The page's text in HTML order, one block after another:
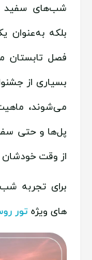
شب‌های سفید
بلکه به‌عنوان
فصل تابستان
بسیاری از
می‌شوند،
پل‌ها و حتی
از وقت خودشان
برای تجربه
های ویژه تور